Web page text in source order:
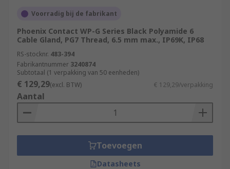
Voorradig bij de fabrikant
Phoenix Contact WP-G Series Black Polyamide 6
Cable Gland, PG7 Thread, 6.5 mm max., IP69K, IP68
RS-stocknr. 483-394
Fabrikantnummer 3240874
Subtotaal (1 verpakking van 50 eenheden)
€ 129,29(excl. BTW) € 129,29/verpakking
Aantal
Toevoegen
Datasheets